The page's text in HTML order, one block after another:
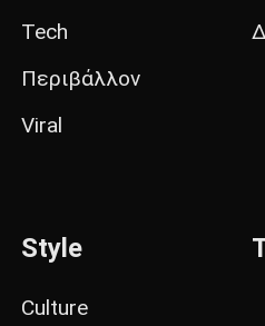
Tech
Περιβάλλον
Viral
Style
Culture